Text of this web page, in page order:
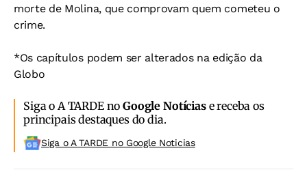
morte de Molina, que comprovam quem cometeu o
crime.
*Os capítulos podem ser alterados na edição da
Globo
Siga o A TARDE noGoogle Notíciase receba os
principais destaques do dia.
Siga o A TARDE no Google Noticias